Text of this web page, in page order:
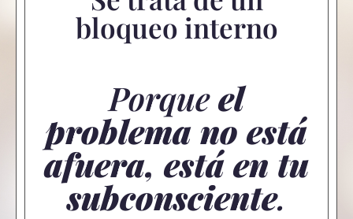
bloqueo interno
Porqueel
problema no está
afuera, está en tu
subconsciente.